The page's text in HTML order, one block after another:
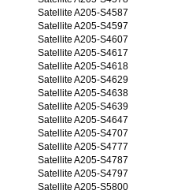
Satellite A205-S4587
Satellite A205-S4597
Satellite A205-S4607
Satellite A205-S4617
Satellite A205-S4618
Satellite A205-S4629
Satellite A205-S4638
Satellite A205-S4639
Satellite A205-S4647
Satellite A205-S4707
Satellite A205-S4777
Satellite A205-S4787
Satellite A205-S4797
Satellite A205-S5800